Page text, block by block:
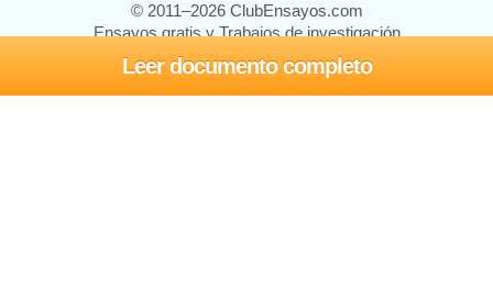
Leer documento completo
© 2011–2026 ClubEnsayos.com
Ensayos gratis y Trabajos de investigación